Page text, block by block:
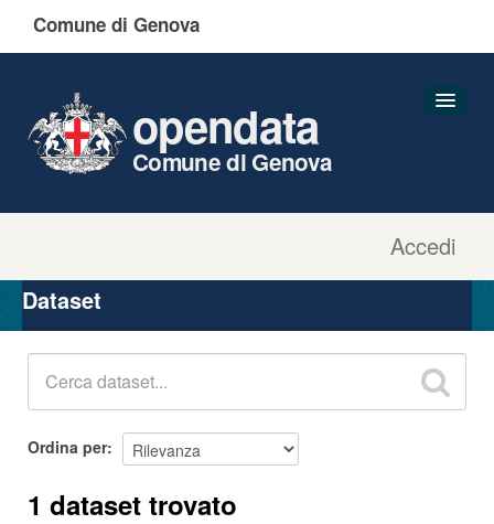
Comune di Genova
Accedi
opendata
Comune di Genova
Organizzazioni
Gruppi
Dataset
Ordina per
1 dataset trovato